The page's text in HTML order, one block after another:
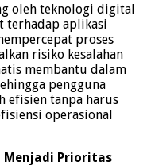
oleh teknologi digital
terhadap aplikasi
proses
risiko kesalahan
membantu dalam
pengguna
efisien tanpa harus
operasional
Menjadi Prioritas